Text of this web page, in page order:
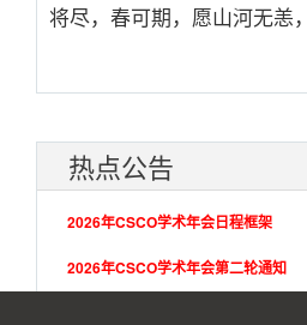
将尽，春可期，愿山河无恙
热点公告
2026年CSCO学术年会日程框架
2026年CSCO学术年会第二轮通知